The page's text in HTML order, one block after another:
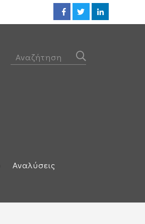
Προθεσμία για να
Αναλύσεις